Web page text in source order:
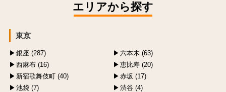
エリアから探す
東京
銀座 (287)
六本木 (63)
西麻布 (16)
恵比寿 (20)
新宿歌舞伎町 (40)
赤坂 (17)
池袋 (7)
渋谷 (4)